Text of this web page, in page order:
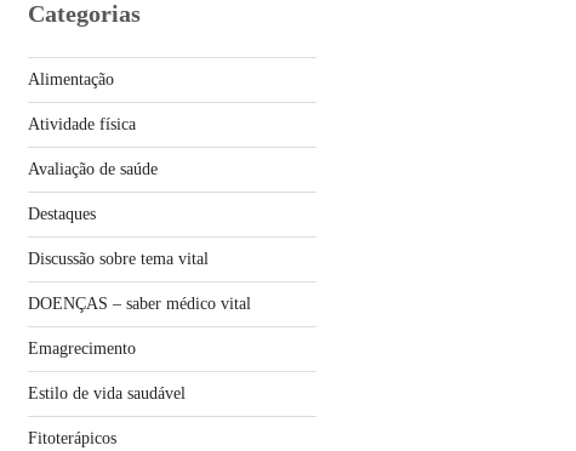
Categorias
Alimentação
Atividade física
Avaliação de saúde
Destaques
Discussão sobre tema vital
DOENÇAS – saber médico vital
Emagrecimento
Estilo de vida saudável
Fitoterápicos